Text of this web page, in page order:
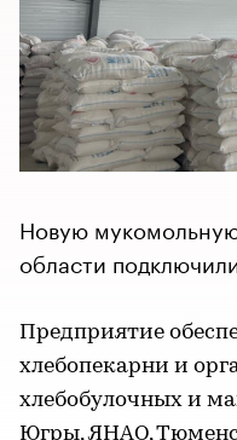
Новую
области
Предприятие
хлебопекарни и
хлебобулочных и
Югры, ЯНАО,